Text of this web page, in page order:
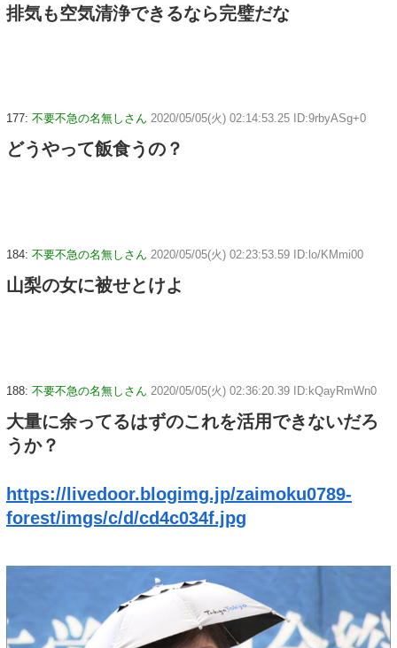
排気も空気清浄できるなら完璧だな
177: 不要不急の名無しさん 2020/05/05(火) 02:14:53.25 ID:9rbyASg+0
どうやって飯食うの？
184: 不要不急の名無しさん 2020/05/05(火) 02:23:53.59 ID:lo/KMmi00
山梨の女に被せとけよ
188: 不要不急の名無しさん 2020/05/05(火) 02:36:20.39 ID:kQayRmWn0
大量に余ってるはずのこれを活用できないだろ
うか？
https://livedoor.blogimg.jp/zaimoku0789-
forest/imgs/c/d/cd4c034f.jpg